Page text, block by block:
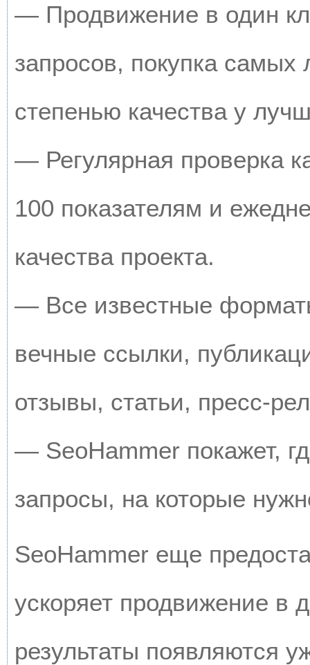
— Продвижение в один
запросов, покупка
степенью качества у
— Регулярная проверка
100 показателям и
качества проекта.
— Все известные
вечные ссылки,
отзывы, статьи, пресс-
— SeoHammer покажет,
запросы, на которые
SeoHammer еще
ускоряет продвижение в
результаты появляются